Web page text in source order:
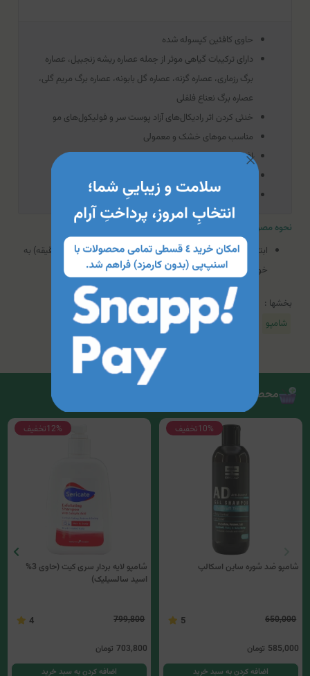
حاوی کافئین کپسوله شده
دارای ترکیبات گیاهی موثر از جمله عصاره ریشه زنجبیل، عصاره
برگ رزماری، عصاره گزنه، عصاره گل بابونه، عصاره برگ مریم گلی،
عصاره برگ نعناع فلفلی
خنثی کردن اثر رادیکال‌های آزاد پوست سر و فولیکول‌های مو
مناسب موهای خشک و معمولی
افزایش خونرسانی به پوست سر
تنظیم چربی پوست سر
نحوه مصرف شامپو کافئین سریتا ( فاقد سولفات)
ابتدا موها را خیس کنید و با مقدار لازم از شامپو (به مدت ۳-۲ دقیقه) به
خوبی ماساژ دهید. سپس موها را آبکشی کنید.
بخشها :
شامپو
محصولات مرتبط
10%تخفیف
شامپو ضد شوره ساین اسکالپ
650,000
5
585,000 تومان
اضافه کردن به سبد خرید
12%تخفیف
شامپو لایه بردار سری کیت (حاوی 3%
اسید سالسیلیک)
799,800
4
703,800 تومان
اضافه کردن به سبد خرید